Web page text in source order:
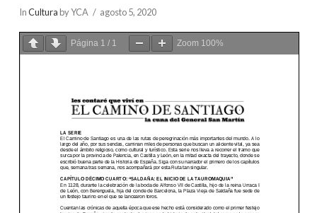
InCultura by YCA agosto 5, 2020
Página 1 / 1 Zoom 100%